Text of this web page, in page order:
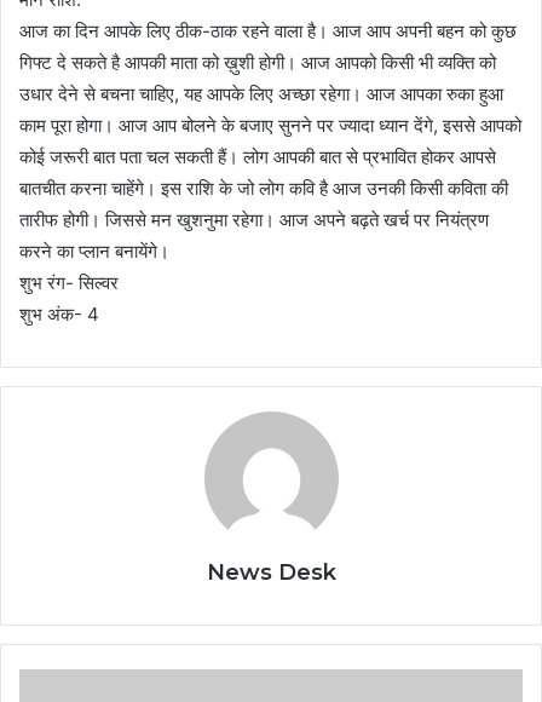
आज का दिन आपके लिए ठीक-ठाक रहने वाला है। आज आप अपनी बहन को कुछ
गिफ्ट दे सकते है आपकी माता को ख़ुशी होगी। आज आपको किसी भी व्यक्ति को
उधार देने से बचना चाहिए, यह आपके लिए अच्छा रहेगा। आज आपका रुका हुआ
काम पूरा होगा। आज आप बोलने के बजाए सुनने पर ज्यादा ध्यान देंगे, इससे आपको
कोई जरूरी बात पता चल सकती हैं। लोग आपकी बात से प्रभावित होकर आपसे
बातचीत करना चाहेंगे। इस राशि के जो लोग कवि है आज उनकी किसी कविता की
तारीफ होगी। जिससे मन खुशनुमा रहेगा। आज अपने बढ़ते खर्च पर नियंत्रण
करने का प्लान बनायेंगे।
शुभ रंग- सिल्वर
शुभ अंक- 4
News Desk